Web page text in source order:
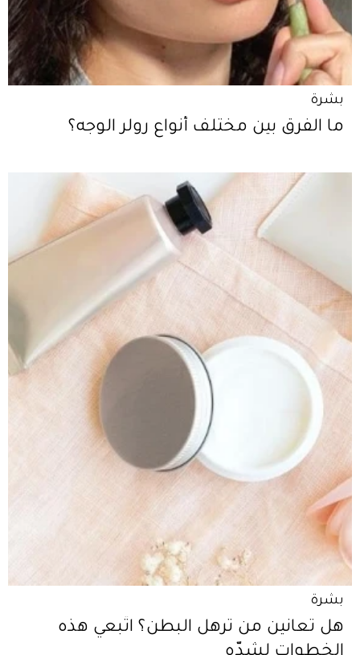
بشرة
ما الفرق بين مختلف أنواع رولر الوجه؟
بشرة
هل تعانين من ترهل البطن؟ اتّبعي هذه